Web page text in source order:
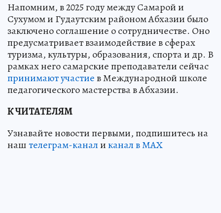
Напомним, в 2025 году между Самарой и
Сухумом и Гудаутским районом Абхазии было
заключено соглашение о сотрудничестве. Оно
предусматривает взаимодействие в сферах
туризма, культуры, образования, спорта и др. В
рамках него самарские преподаватели сейчас
принимают участиев Международной школе
педагогического мастерства в Абхазии.
К ЧИТАТЕЛЯМ
Узнавайте новости первыми, подпишитесь на
наштелеграм-каналиканал в МАХ